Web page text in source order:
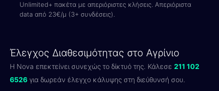
Unlimited+ πακέτα με απεριόριστες κλήσεις. Απεριόριστα
data από 23€/μ (3+ συνδέσεις).
Έλεγχος Διαθεσιμότητας στο Αγρίνιο
Η Nova επεκτείνει συνεχώς το δίκτυό της. Κάλεσε 211 102
6526 για δωρεάν έλεγχο κάλυψης στη διεύθυνσή σου.